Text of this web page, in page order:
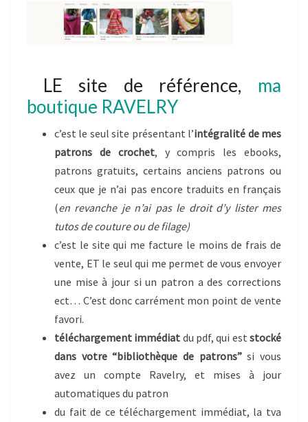
LE site de référence, ma
boutique RAVELRY
c’est le seul site présentant l’intégralité de mes
patrons de crochet, y compris les ebooks,
patrons gratuits, certains anciens patrons ou
ceux que je n’ai pas encore traduits en français
(en revanche je n’ai pas le droit d’y lister mes
tutos de couture ou de filage)
c’est le site qui me facture le moins de frais de
vente, ET le seul qui me permet de vous envoyer
une mise à jour si un patron a des corrections
ect… C’est donc carrément mon point de vente
favori.
téléchargement immédiat du pdf, qui eststocké
dans votre “bibliothèque de patrons”si vous
avez un compte Ravelry, et mises à jour
automatiques du patron
du fait de ce téléchargement immédiat, la tva